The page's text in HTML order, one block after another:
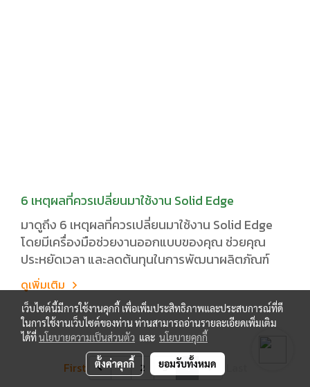
6 เหตุผลที่ควรเปลี่ยนมาใช้งาน Solid Edge
มาดูถึง 6 เหตุผลที่ควรเปลี่ยนมาใช้งาน Solid Edge
โดยมีเครื่องมือช่วยงานออกแบบของคุณ ช่วยคุณ
ประหยัดเวลา และลดต้นทุนในการพัฒนาผลิตภัณฑ์
ดูเพิ่มเติม
First 1 2 3 4
เว็บไซต์นี้มีการใช้งานคุกกี้ เพื่อเพิ่มประสิทธิภาพและประสบการณ์ที่ดี
ในการใช้งานเว็บไซต์ของท่าน ท่านสามารถอ่านรายละเอียดเพิ่มเติม
ได้ที่นโยบายความเป็นส่วนตัว และ นโยบายคุกกี้
ตั้งค่าคุกกี้ ยอมรับทั้งหมด